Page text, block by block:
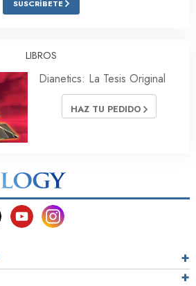
SUSCRÍBETE
LIBROS
Dianetics: La Tesis Original
HAZ TU PEDIDO